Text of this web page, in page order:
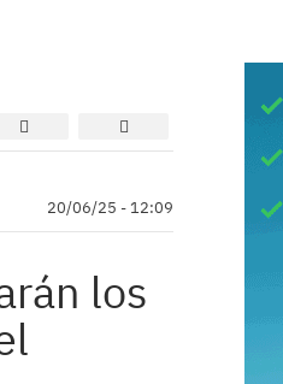
20/06/25 - 12:09
los